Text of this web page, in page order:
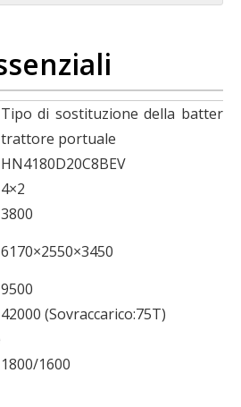
Tipo di sostituzione della batteria
trattore portuale
HN4180D20C8BEV
4×2
3800
6170×2550×3450
9500
42000 (Sovraccarico:75T)
1800/1600